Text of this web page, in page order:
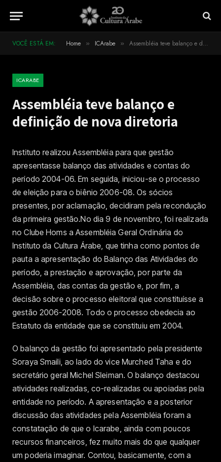
VOCÊ ESTÁ EM: Home » ICArabe » Assembléia teve balanço e definição de nova diretoria
ICARABE
Assembléia teve balanço e
definição de nova diretoria
Instituto realizou Assembléia para que gestão
apresentasse balanço das atividades e contas do
período 2004-06. Em seguida, iniciou-se o processo
de eleição para o biênio 2006-08. Os sócios
presentes, por aclamação, decidiram pela recondução
da primeira gestão.No dia 9 de novembro, foi realizada
no Clube Homs a Assembléia Geral Ordinária do
Instituto da Cultura Árabe, que tinha como pontos de
pauta a apresentação do Balanço das Atividades do
período, a prestação e aprovação, por parte da
Assembléia, das contas da gestão e, por fim, a
decisão sobre o processo eleitoral que constituísse a
gestão 2006-2008. Todo o processo obedecia ao
Estatuto da entidade que se constituiu em 2004.
O balanço da gestão foi apresentado pela presidente
Soraya Smaili, ao lado do vice Murched Taha e do
secretário geral Michel Sleiman. O balanço destacou
atividades realizadas, co-realizadas ou apoiadas pela
entidade no período. A apresentação e a posterior
discussão das atividades pela Assembléia foram a
constatação de que o Icarabe, ainda com poucos
recursos financeiros, fez muito mais do que qualquer
um poderia imaginar. Contou, basicamente, com a